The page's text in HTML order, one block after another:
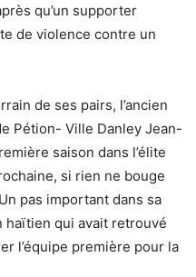
qu’un supporter
de violence contre un
de ses pairs, l’ancien
Pétion- Ville Danley Jean-
saison dans l’élite
si rien ne bouge
pas important dans sa
qui avait retrouvé
l’équipe première pour la